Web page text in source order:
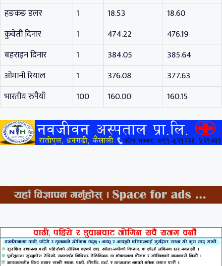
हङकङ डलर
1 18.53
18.60
कुवेती दिनार
1 474.22
476.19
बहराइन दिनार
1 384.05
385.64
ओमानी रियाल
1 376.08
377.63
भारतीय रुपैयाँ
100 160.00 160.15